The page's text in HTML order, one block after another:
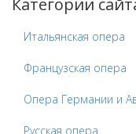
Категории
Итальянская опера
Французская опера
Опера Германии и
Русская опера